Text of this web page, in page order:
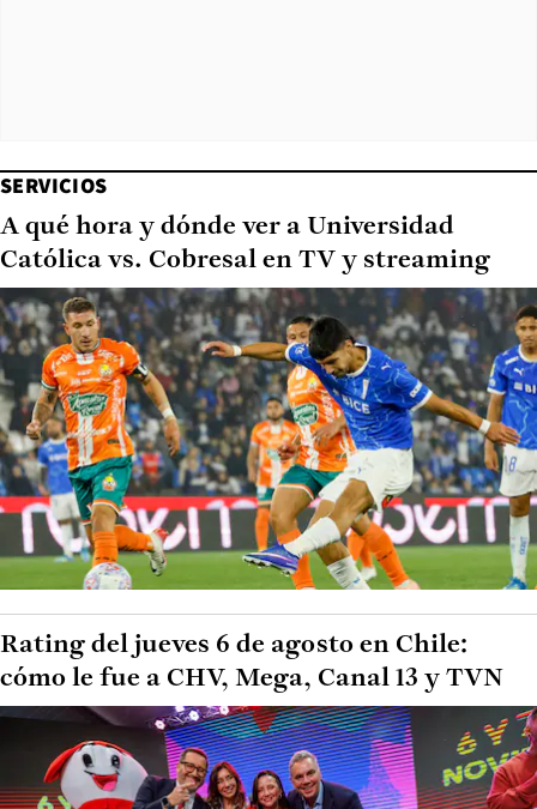
SERVICIOS
A qué hora y dónde ver a Universidad
Católica vs. Cobresal en TV y streaming
Rating del jueves 6 de agosto en Chile:
cómo le fue a CHV, Mega, Canal 13 y TVN